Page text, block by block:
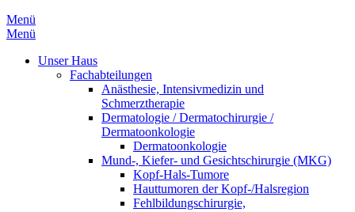
Menü
Menü
Unser Haus
Fachabteilungen
Anästhesie, Intensivmedizin und
Schmerztherapie
Dermatologie / Dermatochirurgie /
Dermatoonkologie
Dermatoonkologie
Mund-, Kiefer- und Gesichtschirurgie (MKG)
Kopf-Hals-Tumore
Hauttumoren der Kopf-/Halsregion
Fehlbildungschirurgie,